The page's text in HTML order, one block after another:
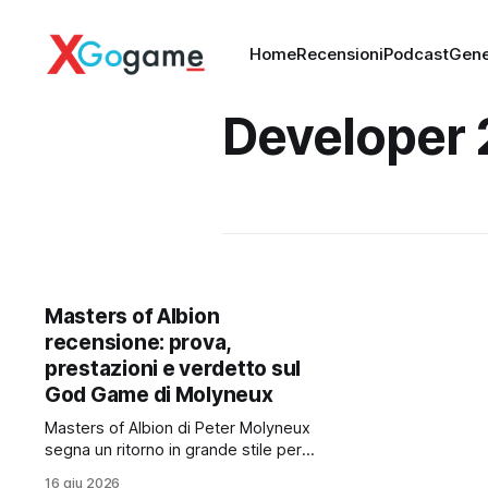
HomeRecensioniPodcast
Developer
Masters of Albion
recensione: prova,
prestazioni e verdetto sul
God Game di Molyneux
Masters of Albion di Peter Molyneux
segna un ritorno in grande stile per il
16 giu 2026